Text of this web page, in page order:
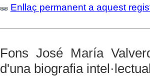
Enllaç permanent a aquest
Fons José María
d'una biografia